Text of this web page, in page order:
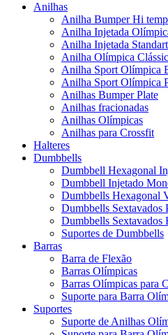
Anilhas
Anilha Bumper Hi temp
Anilha Injetada
Anilha Injetada Standart
Anilha Olímpica
Anilha Sport Olímpica
Anilha Sport Olímpica
Anilhas Bumper Plate
Anilhas fracionadas
Anilhas Olímpicas
Anilhas para Crossfit
Halteres
Dumbbells
Dumbbell Hexagonal
Dumbbell Injetado
Dumbbells Hexagonal
Dumbbells Sextavados
Dumbbells Sextavados
Suportes de Dumbbells
Barras
Barra de Flexão
Barras Olímpicas
Barras Olímpicas para
Suporte para Barra
Suportes
Suporte de Anilhas